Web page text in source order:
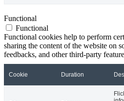
Functional
Functional
Functional cookies help to perform
sharing the content of the website on
feedbacks, and other third-party
Cookie Duration